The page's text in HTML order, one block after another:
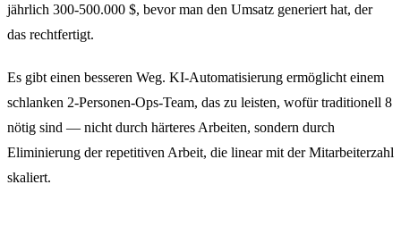
jährlich 300-500.000 $, bevor man den Umsatz generiert hat, der
das rechtfertigt.
Es gibt einen besseren Weg. KI-Automatisierung ermöglicht einem
schlanken 2-Personen-Ops-Team, das zu leisten, wofür traditionell 8
nötig sind — nicht durch härteres Arbeiten, sondern durch
Eliminierung der repetitiven Arbeit, die linear mit der Mitarbeiterzahl
skaliert.